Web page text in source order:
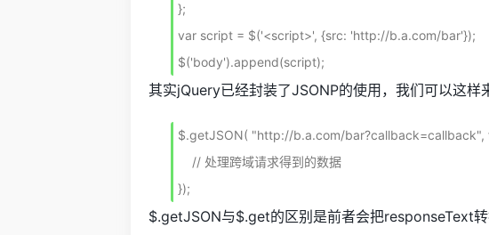
};
var script = $('<script>', {src: 'http://b.a.com/bar'});
$('body').append(script);
其实jQuery已经封装了JSONP的使用，我们可以这样
$.getJSON( "http://b.a.com/bar?callback=callback",
});
$.getJSON与$.get的区别是前者会把responseText